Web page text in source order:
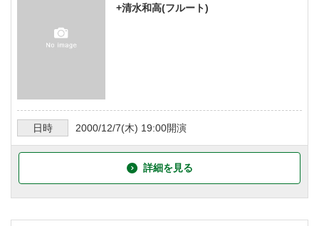
+清水和高(フルート)
日時 2000/12/7(木) 19:00開演
詳細を見る